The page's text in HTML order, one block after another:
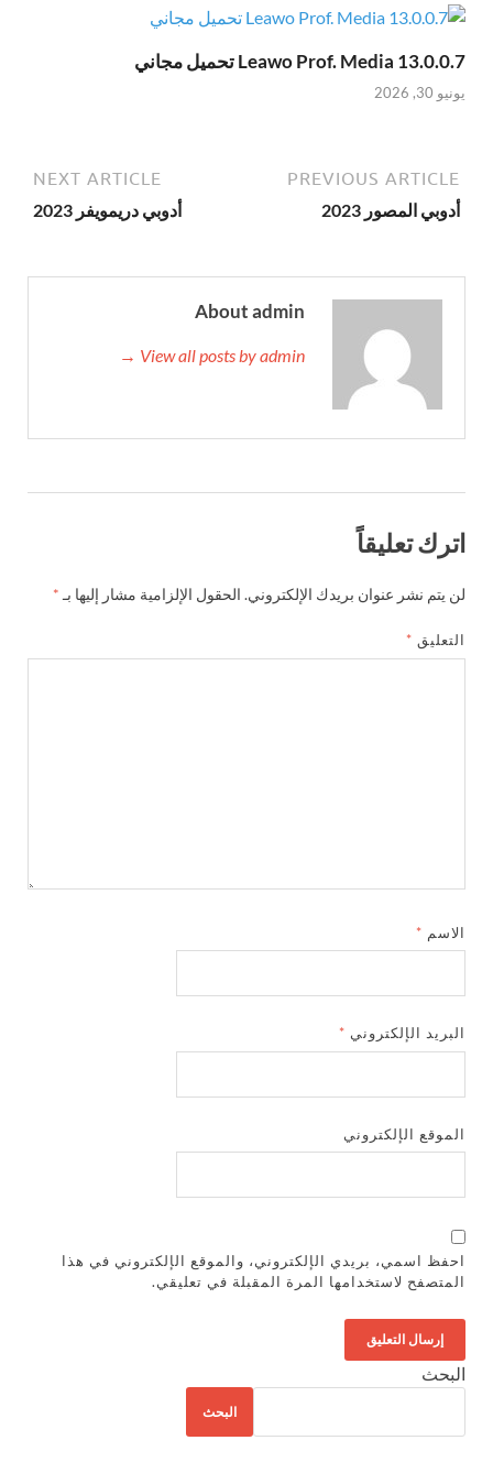
Leawo Prof. Media 13.0.0.7 تحميل مجاني
يونيو 30, 2026
PREVIOUS ARTICLE
أدوبي المصور 2023
NEXT ARTICLE
أدوبي دريمويفر 2023
About admin
View all posts by admin →
اترك تعليقاً
لن يتم نشر عنوان بريدك الإلكتروني. الحقول الإلزامية مشار إليها بـ *
التعليق *
الاسم *
البريد الإلكتروني *
الموقع الإلكتروني
احفظ اسمي، بريدي الإلكتروني، والموقع الإلكتروني في هذا
المتصفح لاستخدامها المرة المقبلة في تعليقي.
البحث
البحث